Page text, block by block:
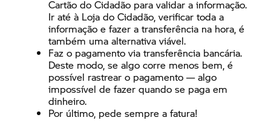
Cartão do Cidadão para validar a informação.
Ir até à Loja do Cidadão, verificar toda a
informação e fazer a transferência na hora, é
também uma alternativa viável.
Faz o pagamento via transferência bancária.
Deste modo, se algo corre menos bem, é
possível rastrear o pagamento — algo
impossível de fazer quando se paga em
dinheiro.
Por último, pede sempre a fatura!